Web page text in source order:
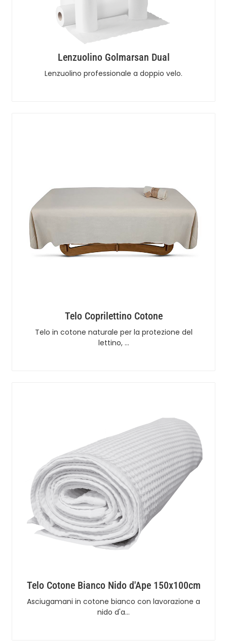
Lenzuolino Golmarsan Dual
Lenzuolino professionale a doppio velo.
Telo Coprilettino Cotone
Telo in cotone naturale per la protezione del
lettino, …
Telo Cotone Bianco Nido d'Ape 150x100cm
Asciugamani in cotone bianco con lavorazione a
nido d'a…